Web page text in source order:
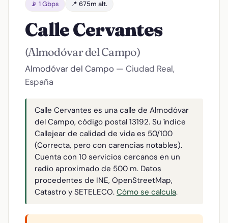
📡 1 Gbps
📍 675m alt.
Calle Cervantes
(Almodóvar del Campo)
Almodóvar del Campo — Ciudad Real,
España
Calle Cervantes es una calle de Almodóvar
del Campo, código postal 13192. Su índice
Callejear de calidad de vida es 50/100
(Correcta, pero con carencias notables).
Cuenta con 10 servicios cercanos en un
radio aproximado de 500 m. Datos
procedentes de INE, OpenStreetMap,
Catastro y SETELECO. Cómo se calcula.